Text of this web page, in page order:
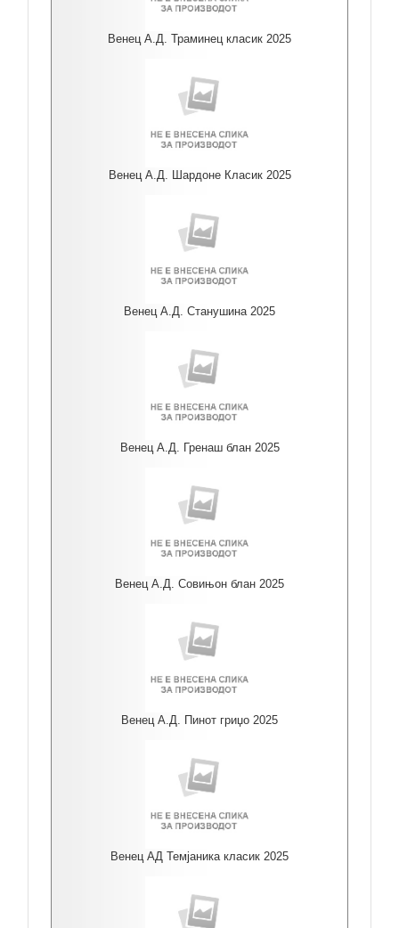
Венец А.Д. Траминец класик 2025
Венец А.Д. Шардоне Класик 2025
Венец А.Д. Станушина 2025
Венец А.Д. Гренаш блан 2025
Венец А.Д. Совињон блан 2025
Венец А.Д. Пинот гриџо 2025
Венец АД Темјаника класик 2025